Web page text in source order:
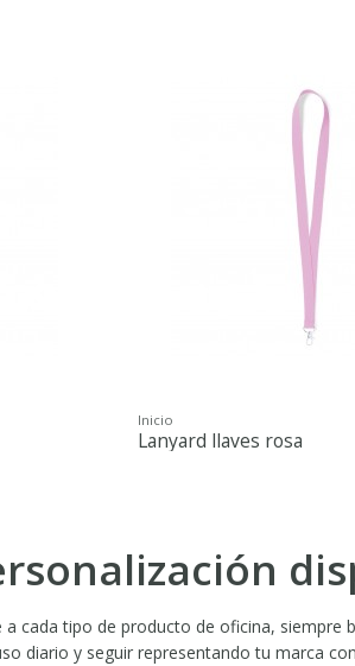
Inicio
Lanyard llaves rosa
cada tipo de producto de oficina,
diario y seguir representando tu marca